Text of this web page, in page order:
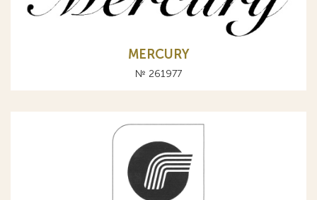
MERCURY
№ 261977